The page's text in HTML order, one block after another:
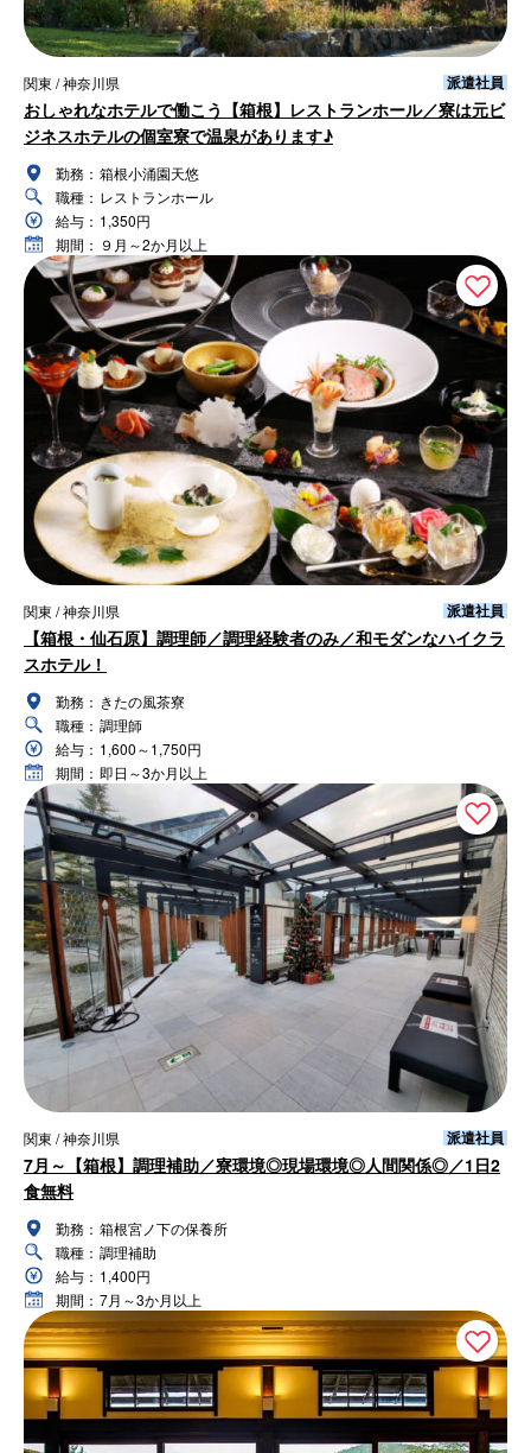
関東 / 神奈川県 派遣社員
おしゃれなホテルで働こう【箱根】レストランホール／寮は元ビ
ジネスホテルの個室寮で温泉があります♪
勤務： 箱根小涌園天悠
職種： レストランホール
給与： 1,350円
期間： ９月～2か月以上
関東 / 神奈川県 派遣社員
【箱根・仙石原】調理師／調理経験者のみ／和モダンなハイクラ
スホテル！
勤務： きたの風茶寮
職種： 調理師
給与： 1,600～1,750円
期間： 即日～3か月以上
関東 / 神奈川県 派遣社員
7月～【箱根】調理補助／寮環境◎現場環境◎人間関係◎／1日2
食無料
勤務： 箱根宮ノ下の保養所
職種： 調理補助
給与： 1,400円
期間： 7月～3か月以上